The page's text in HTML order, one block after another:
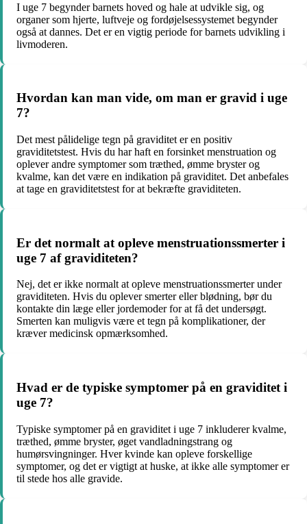
I uge 7 begynder barnets hoved og hale at udvikle sig, og
organer som hjerte, luftveje og fordøjelsessystemet begynder
også at dannes. Det er en vigtig periode for barnets udvikling i
livmoderen.
Hvordan kan man vide, om man er gravid i uge
7?
Det mest pålidelige tegn på graviditet er en positiv
graviditetstest. Hvis du har haft en forsinket menstruation og
oplever andre symptomer som træthed, ømme bryster og
kvalme, kan det være en indikation på graviditet. Det anbefales
at tage en graviditetstest for at bekræfte graviditeten.
Er det normalt at opleve menstruationssmerter i
uge 7 af graviditeten?
Nej, det er ikke normalt at opleve menstruationssmerter under
graviditeten. Hvis du oplever smerter eller blødning, bør du
kontakte din læge eller jordemoder for at få det undersøgt.
Smerten kan muligvis være et tegn på komplikationer, der
kræver medicinsk opmærksomhed.
Hvad er de typiske symptomer på en graviditet i
uge 7?
Typiske symptomer på en graviditet i uge 7 inkluderer kvalme,
træthed, ømme bryster, øget vandladningstrang og
humørsvingninger. Hver kvinde kan opleve forskellige
symptomer, og det er vigtigt at huske, at ikke alle symptomer er
til stede hos alle gravide.